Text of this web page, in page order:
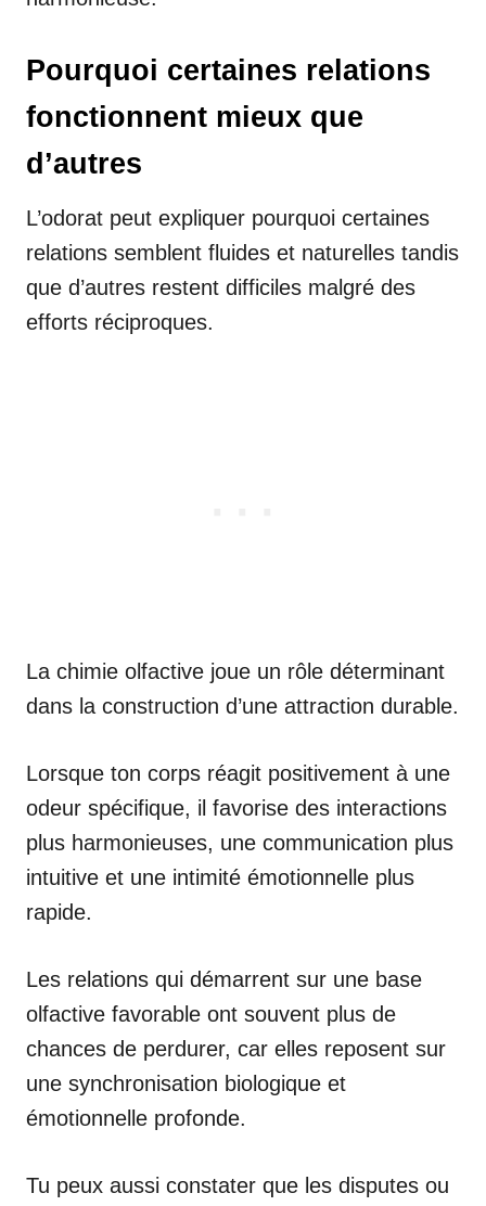
Pourquoi certaines relations
fonctionnent mieux que
d’autres
L’odorat peut expliquer pourquoi certaines
relations semblent fluides et naturelles tandis
que d’autres restent difficiles malgré des
efforts réciproques.
La chimie olfactive joue un rôle déterminant
dans la construction d’une attraction durable.
Lorsque ton corps réagit positivement à une
odeur spécifique, il favorise des interactions
plus harmonieuses, une communication plus
intuitive et une intimité émotionnelle plus
rapide.
Les relations qui démarrent sur une base
olfactive favorable ont souvent plus de
chances de perdurer, car elles reposent sur
une synchronisation biologique et
émotionnelle profonde.
Tu peux aussi constater que les disputes ou